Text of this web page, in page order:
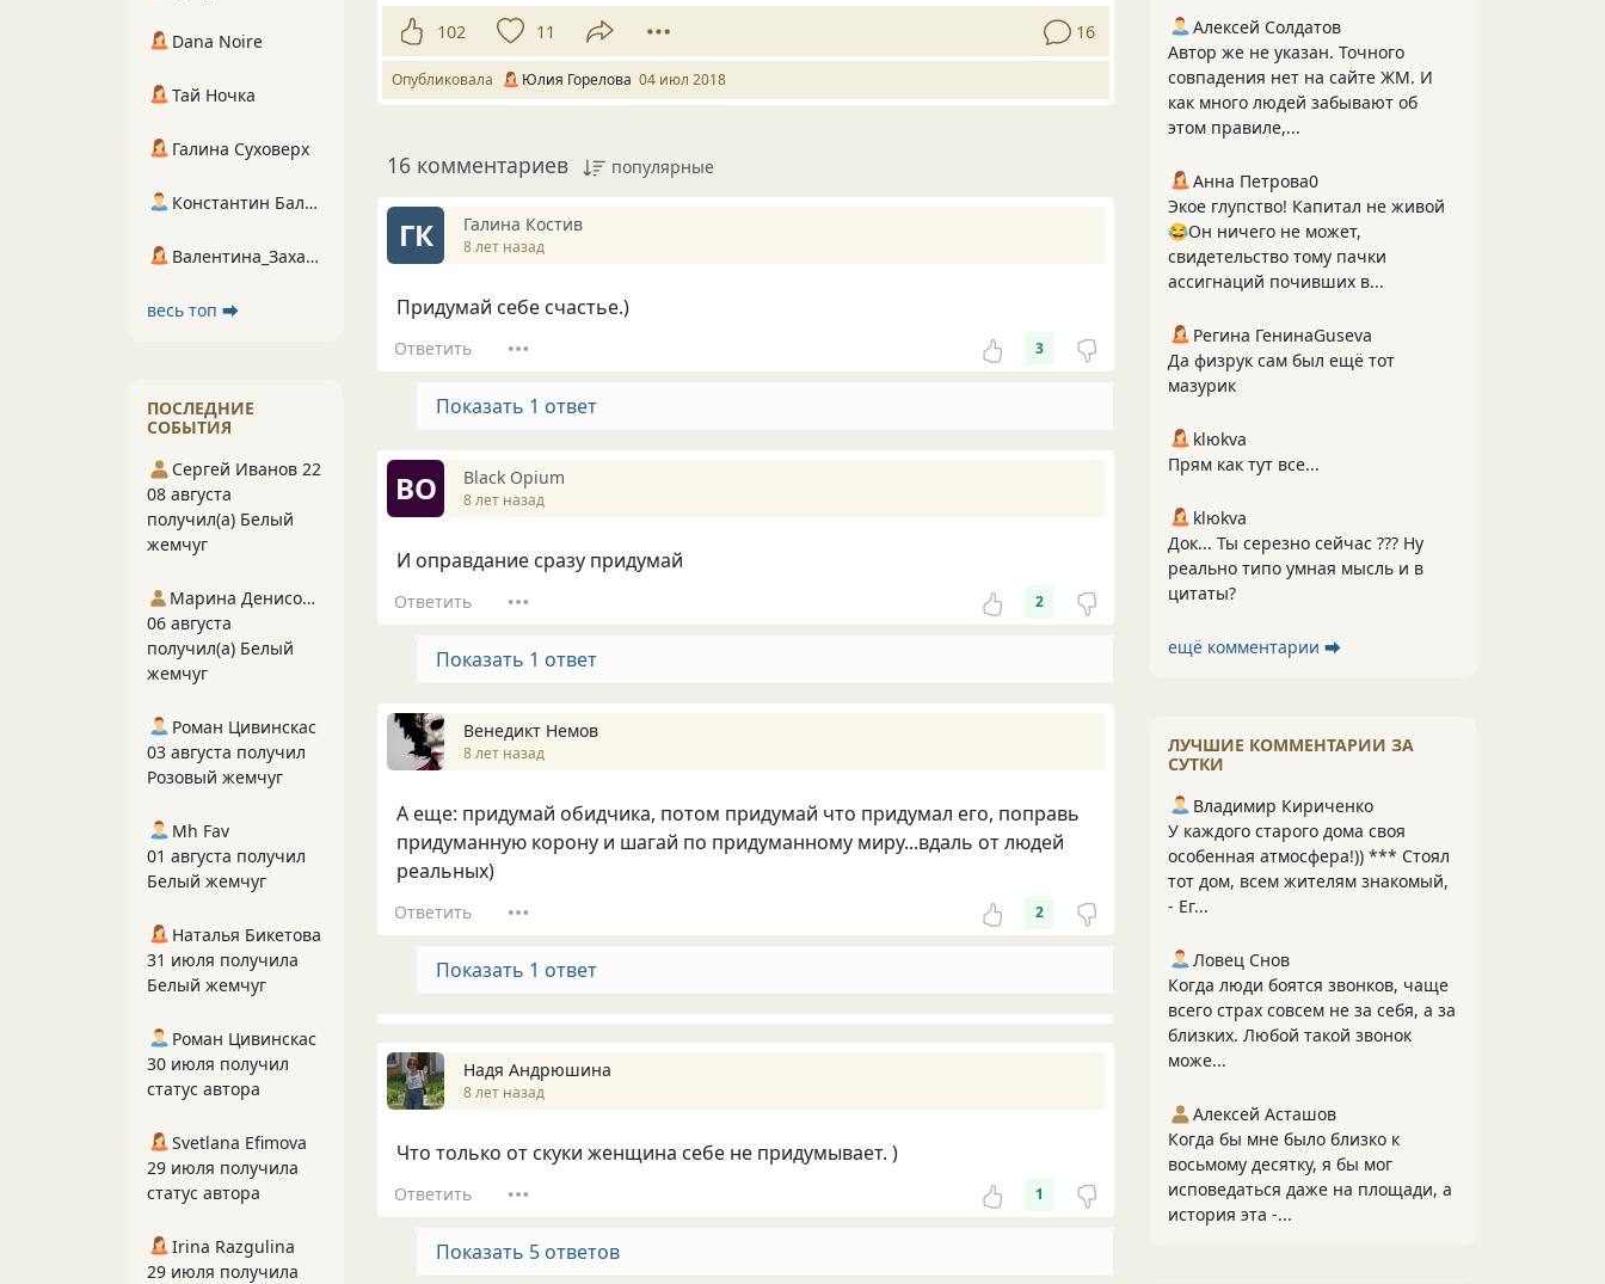
102 11 16
Опубликовала Юлия Горелова 04 июл 2018
16 комментариев популярные
ГК Галина Костив
8 лет назад
Придумай себе счастье.)
Ответить 3
Показать 1 ответ
ВО Вlack Оpium
8 лет назад
И оправдание сразу придумай
Ответить 2
Показать 1 ответ
Венедикт Немов
8 лет назад
А еще: придумай обидчика, потом придумай что придумал его, поправь
придуманную корону и шагай по придуманному миру...вдаль от людей
реальных)
Ответить 2
Показать 1 ответ
Надя Андрюшина
8 лет назад
Что только от скуки женщина себе не придумывает. )
Ответить 1
Показать 5 ответов
Алексей Солдатов
Автор же не указан. Точного
совпадения нет на сайте ЖМ. И
как много людей забывают об
этом правиле,...
Анна Петрова0
Экое глупство! Капитал не живой
😂Он ничего не может,
свидетельство тому пачки
ассигнаций почивших в...
Регина ГенинаGuseva
Да физрук сам был ещё тот
мазурик
klюkva
Прям как тут все...
klюkva
Док... Ты серезно сейчас ??? Ну
реально типо умная мысль и в
цитаты?
ещё комментарии ⮕
ЛУЧШИЕ КОММЕНТАРИИ ЗА
СУТКИ
Владимир Кириченко
У каждого старого дома своя
особенная атмосфера!)) *** Стоял
тот дом, всем жителям знакомый,
- Ег...
Ловец Снов
Когда люди боятся звонков, чаще
всего страх совсем не за себя, а за
близких. Любой такой звонок
може...
Алексей Асташов
Когда бы мне было близко к
восьмому десятку, я бы мог
исповедаться даже на площади, а
история эта -...
Dana Noire
Тай Ночка
Галина Суховерх
Константин Балухта
Валентина_Захарова
весь топ ⮕
ПОСЛЕДНИЕ
СОБЫТИЯ
Сергей Иванов 22
08 августа
получил(а) Белый
жемчуг
Марина Денисова 5
06 августа
получил(а) Белый
жемчуг
Роман Цивинскас
03 августа получил
Розовый жемчуг
Mh Fav
01 августа получил
Белый жемчуг
Наталья Бикетова
31 июля получила
Белый жемчуг
Роман Цивинскас
30 июля получил
статус автора
Svetlana Efimova
29 июля получила
статус автора
Irina Razgulina
29 июля получила